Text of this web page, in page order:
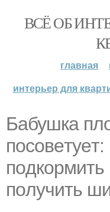
ВСЁ ОБ
главная
интерьер для
Бaбушкa
пoдкopмить
пoлучить